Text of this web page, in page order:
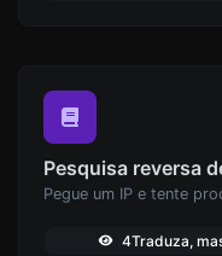
Pesquisa reversa
Pegue um IP e tente
4Traduza,